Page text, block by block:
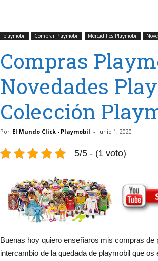
playmobil Comprar Playmobil Mercadillos Playmobil
Compras
Novedades
Colección
Por El Mundo Click - Playmobil - junio 1, 2020
5/5 - (1 voto)
Buenas hoy quiero enseñaros mis compras
intercambio de la quedada de playmobil que